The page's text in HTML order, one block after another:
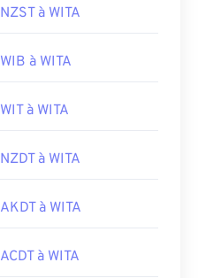
NZST à WITA
WIB à WITA
WIT à WITA
NZDT à WITA
AKDT à WITA
ACDT à WITA